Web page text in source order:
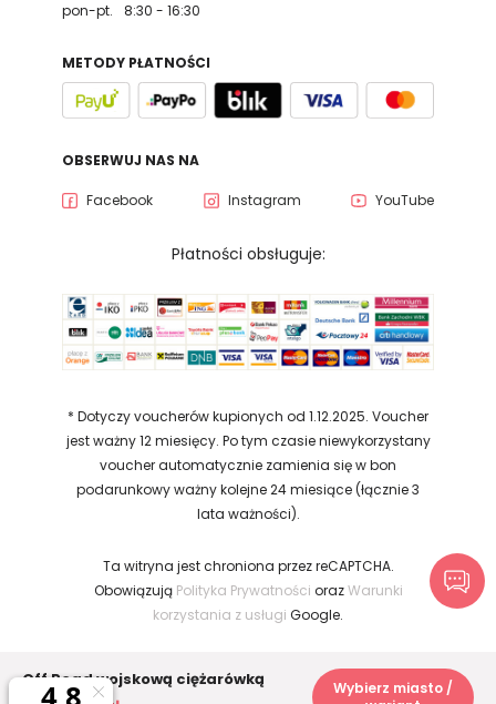
Off Road wojskową ciężarówką
Wybierz miasto /
pon-pt. 8:30 - 16:30
METODY PŁATNOŚCI
OBSERWUJ NAS NA
Facebook Instagram YouTube
Płatności obsługuje:
* Dotyczy voucherów kupionych od 1.12.2025. Voucher
jest ważny 12 miesięcy. Po tym czasie niewykorzystany
voucher automatycznie zamienia się w bon
podarunkowy ważny kolejne 24 miesiące (łącznie 3
lata ważności).
Ta witryna jest chroniona przez reCAPTCHA.
Obowiązują Polityka Prywatności orazWarunki
korzystania z usługi Google.
2026 Copyright © prezentzycia.pl. Wszelkie
prawa zastrzeżone.